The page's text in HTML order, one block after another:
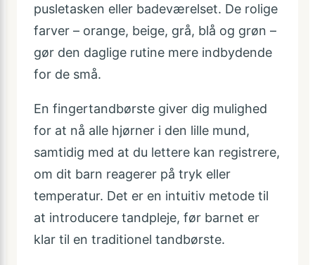
pusletasken eller badeværelset. De rolige
farver – orange, beige, grå, blå og grøn –
gør den daglige rutine mere indbydende
for de små.
En fingertandbørste giver dig mulighed
for at nå alle hjørner i den lille mund,
samtidig med at du lettere kan registrere,
om dit barn reagerer på tryk eller
temperatur. Det er en intuitiv metode til
at introducere tandpleje, før barnet er
klar til en traditionel tandbørste.